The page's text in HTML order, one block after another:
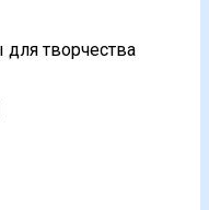
творчества